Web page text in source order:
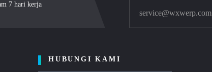
7 hari kerja
service@wxwerp.com
HUBUNGI KAMI